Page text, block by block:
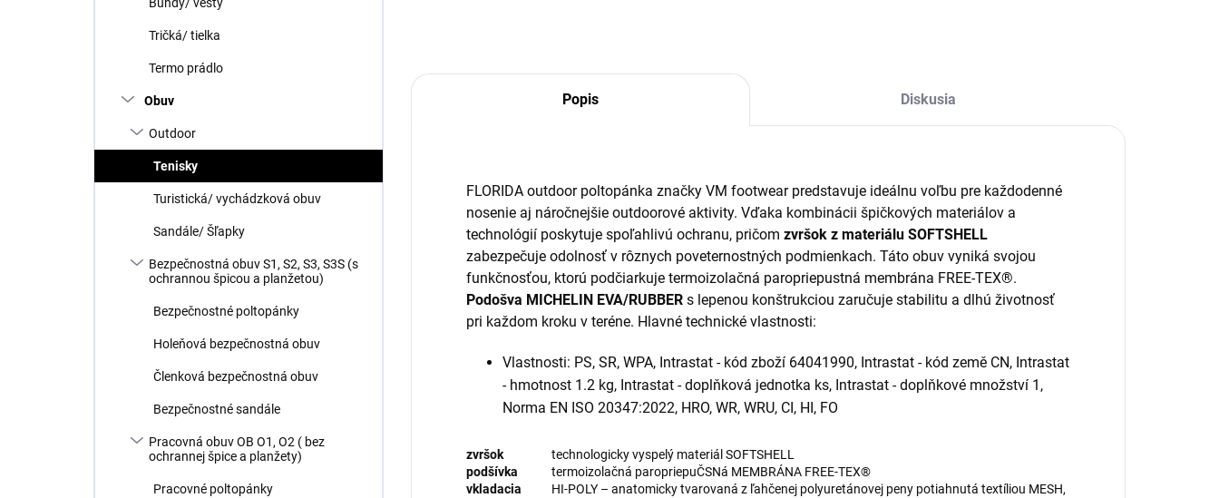
Tričká/ tielka
Termo prádlo
Obuv
Outdoor
Tenisky
Turistická/ vychádzková obuv
Sandále/ Šľapky
Bezpečnostná obuv S1, S2, S3, S3S (s
ochrannou špicou a planžetou)
Bezpečnostné poltopánky
Holeňová bezpečnostná obuv
Členková bezpečnostná obuv
Bezpečnostné sandále
Pracovná obuv OB O1, O2 ( bez
ochrannej špice a planžety)
Pracovné poltopánky
Popis Diskusia
FLORIDA outdoor poltopánka značky VM footwear predstavuje ideálnu voľbu pre každodenné
nosenie aj náročnejšie outdoorové aktivity. Vďaka kombinácii špičkových materiálov a
technológií poskytuje spoľahlivú ochranu, pričom zvršok z materiálu SOFTSHELL
zabezpečuje odolnosť v rôznych poveternostných podmienkach. Táto obuv vyniká svojou
funkčnosťou, ktorú podčiarkuje termoizolačná paropriepustná membrána FREE-TEX®.
Podošva MICHELIN EVA/RUBBER s lepenou konštrukciou zaručuje stabilitu a dlhú životnosť
pri každom kroku v teréne. Hlavné technické vlastnosti:
Vlastnosti: PS, SR, WPA, Intrastat - kód zboží 64041990, Intrastat - kód země CN, Intrastat
- hmotnost 1.2 kg, Intrastat - doplňková jednotka ks, Intrastat - doplňkové množství 1,
Norma EN ISO 20347:2022, HRO, WR, WRU, CI, HI, FO
zvršok
technologicky vyspelý materiál SOFTSHELL
podšívka
termoizolačná paropriepuČSNá MEMBRÁNA FREE-TEX®
vkladacia
HI-POLY – anatomicky tvarovaná z ľahčenej polyuretánovej peny potiahnutá textíliou MESH,